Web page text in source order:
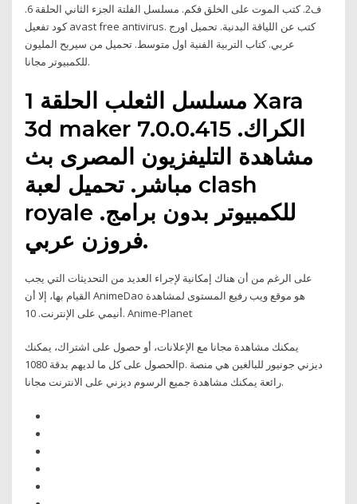
ف2. كتب الموت على الخلق فكم. مسلسل الفلتة الجزء الثاني الحلقة 6.
كود تفعيل avast free antivirus. كتب عن اللياقة البدنية. تحميل اورج
عربي. كتاب التربية الفنية اول متوسط. تحميل من سيربح المليون
للكمبيوتر مجانا.
مسلسل الثعلب الحلقة 1 Xara
3d maker 7.0.0.415 الكراك.
مشاهدة التليفزيون المصرى بث
مباشر. تحميل لعبة clash
royale للكمبيوتر بدون برامج.
فروزن عربي.
على الرغم من أن هناك إمكانية لإجراء العديد من التحديثات التي يجب
القيام بها، إلا أن AnimeDao هو موقع ويب رفيع المستوى لمشاهدة
أنيمي على الإنترنت. 10. Anime-Planet
يمكنك مشاهدة مجانا مع الإعلانات، أو حصول على اشتراك، يمكنك
الحصول على كل ما لديهم بدقة 1080p. ديزني جونيور للبالغين هي منصة
رائعة يمكنك مشاهدة جميع الرسوم ديزني على الانترنت مجانا.